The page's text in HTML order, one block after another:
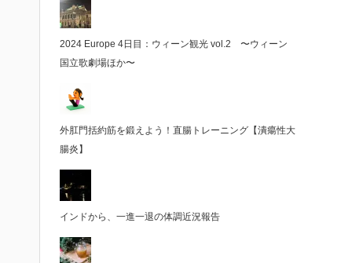
2024 Europe 4日目：ウィーン観光 vol.2 〜ウィーン
国立歌劇場ほか〜
外肛門括約筋を鍛えよう！直腸トレーニング【潰瘍性大
腸炎】
インドから、一進一退の体調近況報告